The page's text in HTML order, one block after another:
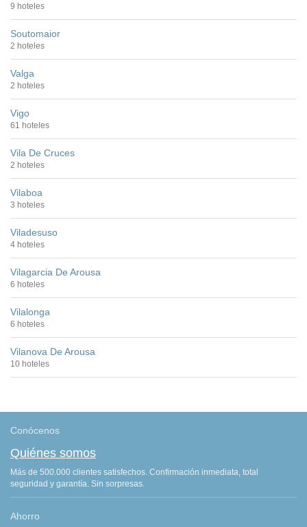
9 hoteles
Soutomaior
2 hoteles
Valga
2 hoteles
Vigo
61 hoteles
Vila De Cruces
2 hoteles
Vilaboa
3 hoteles
Viladesuso
4 hoteles
Vilagarcia De Arousa
6 hoteles
Vilalonga
6 hoteles
Vilanova De Arousa
10 hoteles
Conócenos
Quiénes somos
Más de 500.000 clientes satisfechos. Confirmación inmediata, total
seguridad y garantía. Sin sorpresas.
Ahorro